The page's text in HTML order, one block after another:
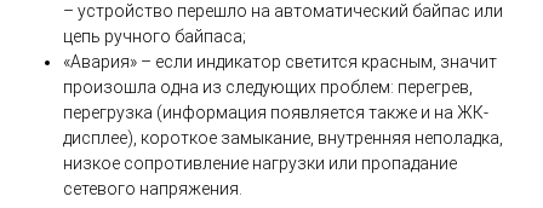
– устройство перешло на автоматический байпас или
цепь ручного байпаса;
«Авария» – если индикатор светится красным, значит
произошла одна из следующих проблем: перегрев,
перегрузка (информация появляется также и на ЖК-
дисплее), короткое замыкание, внутренняя неполадка,
низкое сопротивление нагрузки или пропадание
сетевого напряжения.